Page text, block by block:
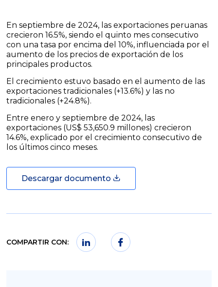
En septiembre de 2024, las exportaciones peruanas
crecieron 16.5%, siendo el quinto mes consecutivo
con una tasa por encima del 10%, influenciada por el
aumento de los precios de exportación de los
principales productos.
El crecimiento estuvo basado en el aumento de las
exportaciones tradicionales (+13.6%) y las no
tradicionales (+24.8%).
Entre enero y septiembre de 2024, las
exportaciones (US$ 53,650.9 millones) crecieron
14.6%, explicado por el crecimiento consecutivo de
los últimos cinco meses.
Descargar documento
COMPARTIR CON: